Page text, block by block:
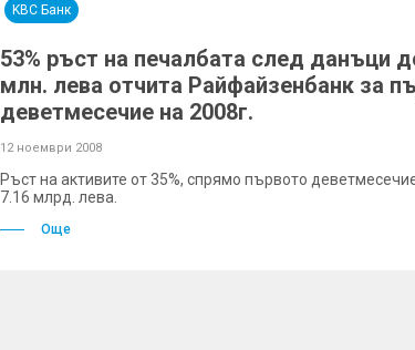
KBC Банк
53% ръст на печалбата след данъци
млн. лева отчита Райфайзенбанк за
деветмесечие на 2008г.
12 ноември 2008
Ръст на активите от 35%, спрямо първото
7.16 млрд. лева.
Още